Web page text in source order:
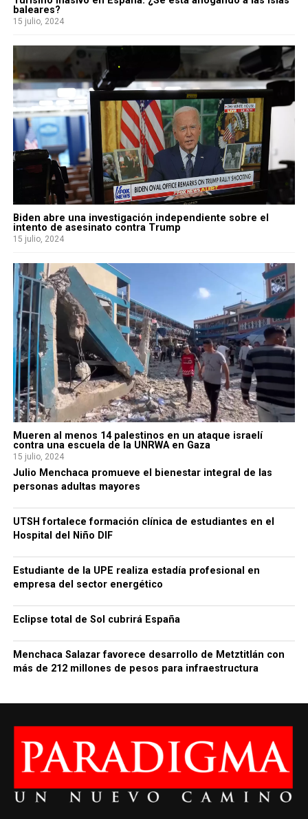
baleares?
15 julio, 2024
Biden abre una investigación independiente sobre el
intento de asesinato contra Trump
15 julio, 2024
Mueren al menos 14 palestinos en un ataque israelí
contra una escuela de la UNRWA en Gaza
15 julio, 2024
Julio Menchaca promueve el bienestar integral de las
personas adultas mayores
UTSH fortalece formación clínica de estudiantes en el
Hospital del Niño DIF
Estudiante de la UPE realiza estadía profesional en
empresa del sector energético
Eclipse total de Sol cubrirá España
Menchaca Salazar favorece desarrollo de Metztitlán con
más de 212 millones de pesos para infraestructura